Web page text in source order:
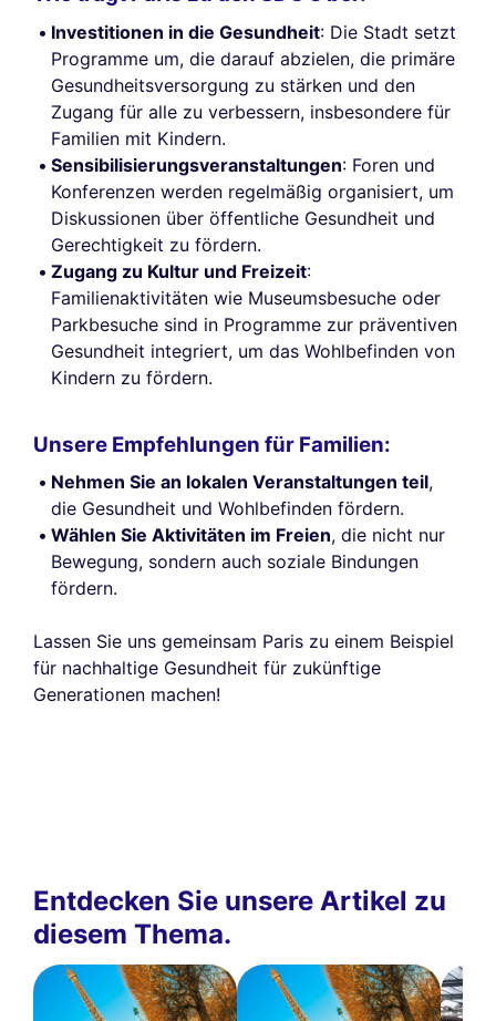
Investitionen in die Gesundheit: Die Stadt setzt
Programme um, die darauf abzielen, die primäre
Gesundheitsversorgung zu stärken und den
Zugang für alle zu verbessern, insbesondere für
Familien mit Kindern.
Sensibilisierungsveranstaltungen: Foren und
Konferenzen werden regelmäßig organisiert, um
Diskussionen über öffentliche Gesundheit und
Gerechtigkeit zu fördern.
Zugang zu Kultur und Freizeit:
Familienaktivitäten wie Museumsbesuche oder
Parkbesuche sind in Programme zur präventiven
Gesundheit integriert, um das Wohlbefinden von
Kindern zu fördern.
Unsere Empfehlungen für Familien:
Nehmen Sie an lokalen Veranstaltungen teil,
die Gesundheit und Wohlbefinden fördern.
Wählen Sie Aktivitäten im Freien, die nicht nur
Bewegung, sondern auch soziale Bindungen
fördern.
Lassen Sie uns gemeinsam Paris zu einem Beispiel
für nachhaltige Gesundheit für zukünftige
Generationen machen!
Entdecken Sie unsere Artikel zu
diesem Thema.